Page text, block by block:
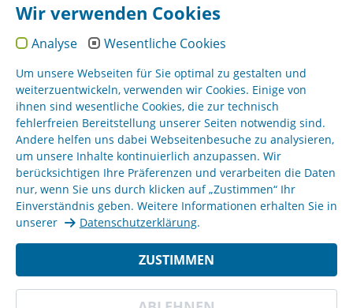
YouTube
Instagram
Sitemap
Impressum
AGB
Datenschutz
Wir verwenden Cookies
Analyse Wesentliche Cookies
Um unsere Webseiten für Sie optimal zu gestalten und
weiterzuentwickeln, verwenden wir Cookies. Einige von
ihnen sind wesentliche Cookies, die zur technisch
fehlerfreien Bereitstellung unserer Seiten notwendig sind.
Andere helfen uns dabei Webseitenbesuche zu analysieren,
um unsere Inhalte kontinuierlich anzupassen. Wir
berücksichtigen Ihre Präferenzen und verarbeiten die Daten
nur, wenn Sie uns durch klicken auf „Zustimmen“ Ihr
Einverständnis geben. Weitere Informationen erhalten Sie in
unserer
Datenschutzerklärung.
ZUSTIMMEN